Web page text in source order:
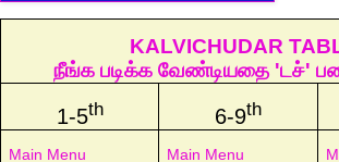
KALVICHUDAR
நீங்க படிக்க வேண்டியதை 'டச்'
1-5th 6-9th
Main Menu Main Menu